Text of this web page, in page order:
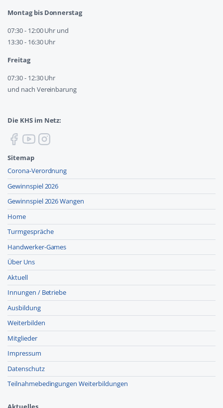
Montag bis Donnerstag
07:30 - 12:00 Uhr und
13:30 - 16:30 Uhr
Freitag
07:30 - 12:30 Uhr
und nach Vereinbarung
Die KHS im Netz:
Sitemap
Corona-Verordnung
Gewinnspiel 2026
Gewinnspiel 2026 Wangen
Home
Turmgespräche
Handwerker-Games
Über Uns
Aktuell
Innungen / Betriebe
Ausbildung
Weiterbilden
Mitglieder
Impressum
Datenschutz
Teilnahmebedingungen Weiterbildungen